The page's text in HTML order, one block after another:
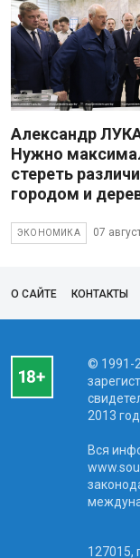
Александр
Нужно
стереть
городом и
ЭКОНОМИКА 07
О САЙТЕ КОНТАКТЫ
© 1991-
2013
Вся
127015,